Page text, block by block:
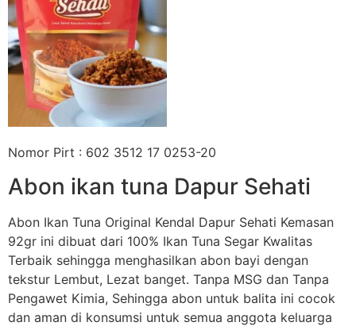
Nomor Pirt : 602 3512 17 0253-20
Abon ikan tuna Dapur Sehati
Abon Ikan Tuna Original Kendal Dapur Sehati Kemasan
92gr ini dibuat dari 100% Ikan Tuna Segar Kwalitas
Terbaik sehingga menghasilkan abon bayi dengan
tekstur Lembut, Lezat banget. Tanpa MSG dan Tanpa
Pengawet Kimia, Sehingga abon untuk balita ini cocok
dan aman di konsumsi untuk semua anggota keluarga